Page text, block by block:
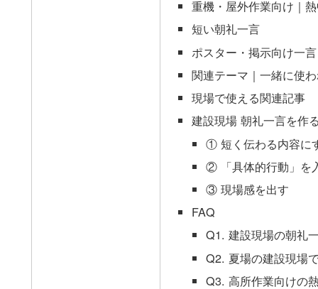
重機・屋外作業向け｜
短い朝礼一言
ポスター・掲示向け一言
関連テーマ｜一緒に使
現場で使える関連記事
建設現場 朝礼一言を作
① 短く伝わる内容に
② 「具体的行動」を
③ 現場感を出す
FAQ
Q1. 建設現場の朝礼
Q2. 夏場の建設現場
Q3. 高所作業向けの